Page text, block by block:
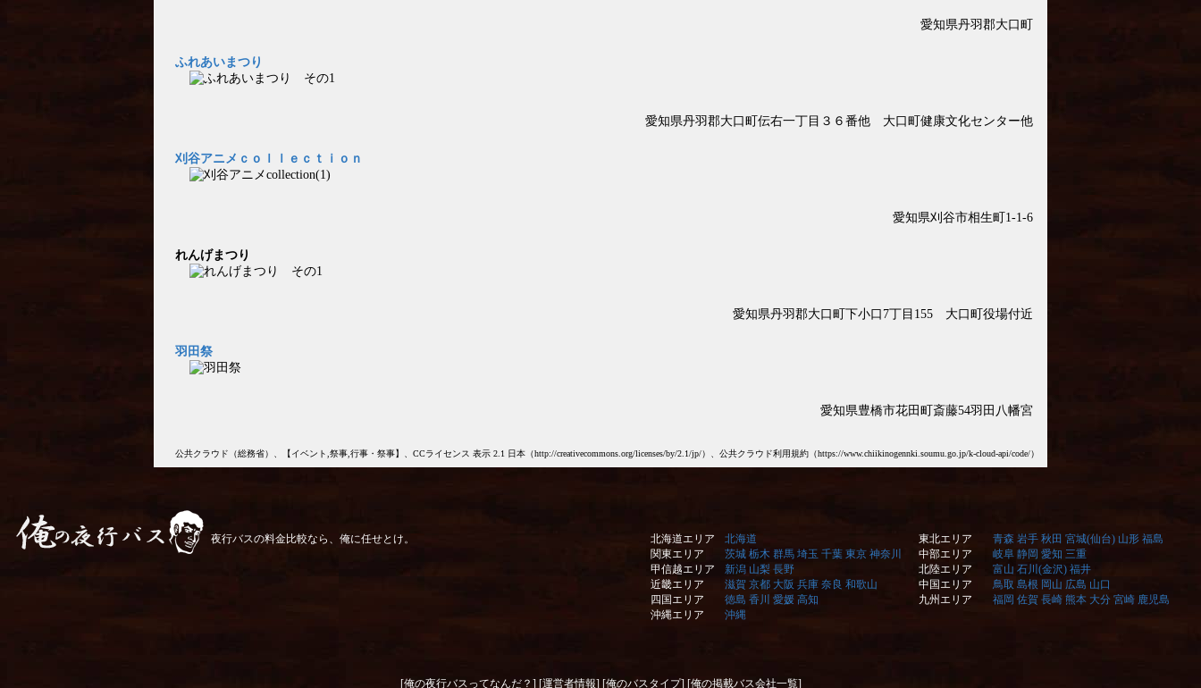
愛知県丹羽郡大口町
ふれあいまつり
愛知県丹羽郡大口町伝右一丁目３６番他 大口町健康文化センター他
刈谷アニメｃｏｌｌｅｃｔｉｏｎ
愛知県刈谷市相生町1-1-6
れんげまつり
愛知県丹羽郡大口町下小口7丁目155 大口町役場付近
羽田祭
愛知県豊橋市花田町斎藤54羽田八幡宮
公共クラウド（総務省）、【イベント,祭事,行事・祭事】、CCライセンス 表示 2.1 日本（http://creativecommons.org/licenses/by/2.1/jp/）、公共クラウド利用規約（https://www.chiikinogennki.soumu.go.jp/k-cloud-api/code/）
夜行バスの料金比較なら、俺に任せとけ。 北海道エリア 北海道 東北エリア 青森 岩手 秋田 宮城(仙台) 山形 福島
関東エリア
茨城 栃木 群馬 埼玉 千葉 東京 神奈川 中部エリア 岐阜 静岡 愛知 三重
甲信越エリア
新潟 山梨 長野 北陸エリア 富山 石川(金沢) 福井
近畿エリア
滋賀 京都 大阪 兵庫 奈良 和歌山 中国エリア 鳥取 島根 岡山 広島 山口
四国エリア
徳島 香川 愛媛 高知 九州エリア 福岡 佐賀 長崎 熊本 大分 宮崎 鹿児島
沖縄エリア
沖縄
[俺の夜行バスってなんだ？] [運営者情報] [俺のバスタイプ] [俺の掲載バス会社一覧]